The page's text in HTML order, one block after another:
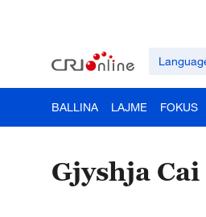
BALLINA LAJME FOKUS
Gjyshja